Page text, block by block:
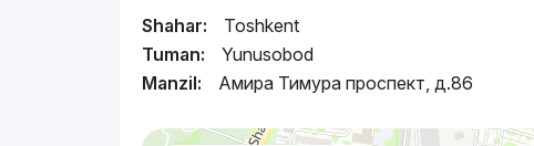
Shahar:
Toshkent
Tuman:
Yunusobod
Manzil:
Амира Тимура проспект, д.86